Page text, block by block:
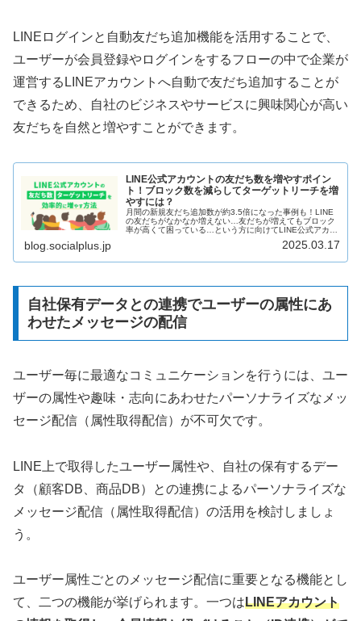
LINEログインと自動友だち追加機能を活用することで、
ユーザーが会員登録やログインをするフローの中で企業が
運営するLINEアカウントへ自動で友だち追加することが
できるため、自社のビジネスやサービスに興味関心が高い
友だちを自然と増やすことができます。
LINE公式アカウントの友だち数を増やすポイン
ト！ブロック数を減らしてターゲットリーチを増
やすには？
月間の新規友だち追加数が約3.5倍になった事例も！LINE
の友だちがなかなか増えない…友だちが増えてもブロック
率が高くて困っている…という方に向けてLINE公式アカウ
加導線・LINEログイン・LINE広告・LINEミニアプリな
blog.socialplus.jp 2025.03.17
自社保有データとの連携でユーザーの属性にあ
わせたメッセージの配信
ユーザー毎に最適なコミュニケーションを行うには、ユー
ザーの属性や趣味・志向にあわせたパーソナライズなメッ
セージ配信（属性取得配信）が不可欠です。
LINE上で取得したユーザー属性や、自社の保有するデー
タ（顧客DB、商品DB）との連携によるパーソナライズな
メッセージ配信（属性取得配信）の活用を検討しましょ
う。
ユーザー属性ごとのメッセージ配信に重要となる機能とし
て、二つの機能が挙げられます。一つはLINEアカウント